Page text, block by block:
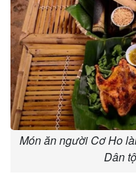
Món ăn người Cơ Ho
Dân